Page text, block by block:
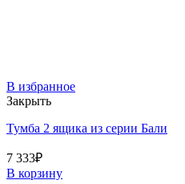
В избранное
Закрыть
Тумба 2 ящика из серии Бали
7 333₽
В корзину